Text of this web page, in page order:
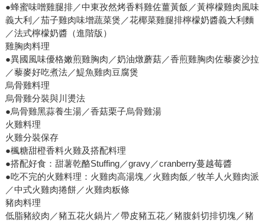
●蜂蜜味噌雞腿排／中東孜然烤香料雞佐薑黃飯／黃檸檬雞肉風味
義大利／茄子雞肉味增蔬菜煲／花椰菜雞腿排檸檬奶醬義大利麵
／法式檸檬奶醬（進階版）
雞胸肉料理
●異國風味優格嫩煎雞胸肉／奶油燉蘑菇／香煎雞胸肉佐藜麥沙拉
／藜麥好吃煮法／鯷魚雞肉豆腐煲
烏骨雞料理
烏骨雞分裝與川燙法
●烏骨雞黑蒜養生湯／香菇栗子烏骨雞湯
火雞料理
火雞分裝保存
●楓糖甜橙香料火雞及搭配料理
●搭配好食：甜薯乾酪Stuffing／gravy／cranberry蔓越莓醬
●吃不完的火雞料理：火雞肉高湯塊／火雞肉飯／牧羊人火雞肉派
／中式火雞肉捲餅／火雞肉粄條
豬肉料理
低脂豬絞肉／豬五花火鍋片／帶皮豬五花／豬腹斜切排切塊／豬